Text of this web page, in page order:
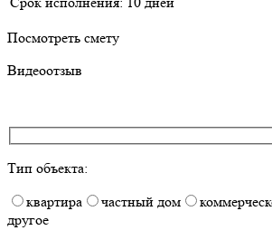
Посмотреть смету
Видеоотзыв
Тип объекта:
квартира
частный дом
другое